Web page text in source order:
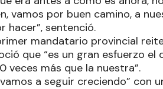
vamos por buen camino, a
hacer”, sentenció.
mandatario provincial
que “es un gran esfuerzo el
veces más que la nuestra”.
a seguir creciendo” con